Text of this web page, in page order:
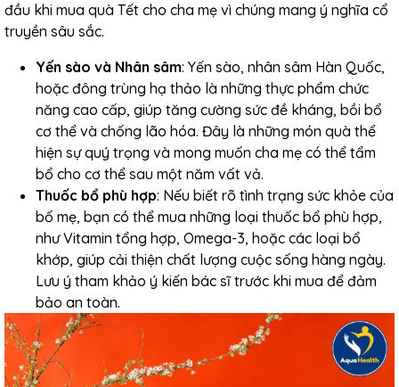
đầu khi mua quà Tết cho cha mẹ vì chúng mang ý nghĩa cổ
truyền sâu sắc.
Yến sào và Nhân sâm: Yến sào, nhân sâm Hàn Quốc,
hoặc đông trùng hạ thảo là những thực phẩm chức
năng cao cấp, giúp tăng cường sức đề kháng, bồi bổ
cơ thể và chống lão hóa. Đây là những món quà thể
hiện sự quý trọng và mong muốn cha mẹ có thể tẩm
bổ cho cơ thể sau một năm vất vả.
Thuốc bổ phù hợp: Nếu biết rõ tình trạng sức khỏe của
bố mẹ, bạn có thể mua những loại thuốc bổ phù hợp,
như Vitamin tổng hợp, Omega-3, hoặc các loại bổ
khớp, giúp cải thiện chất lượng cuộc sống hàng ngày.
Lưu ý tham khảo ý kiến bác sĩ trước khi mua để đảm
bảo an toàn.